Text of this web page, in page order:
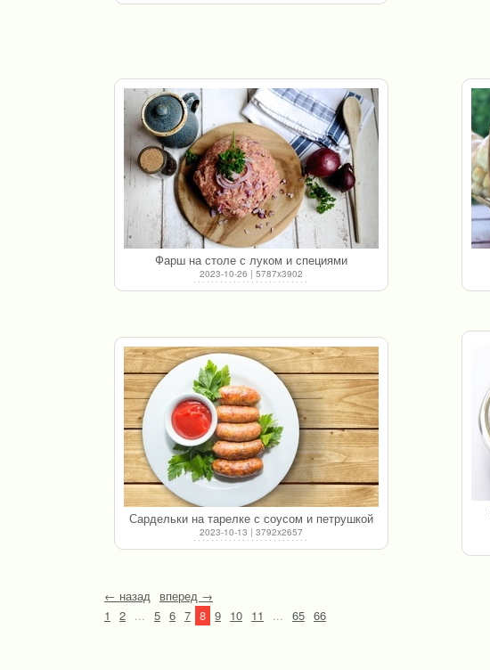
Фарш на столе с луком и специями
2023-10-26 | 5787x3902
Сардельки на тарелке с соусом и петрушкой
2023-10-13 | 3792x2657
← назад вперед →
1
2 ... 5 6 7 8 9 10 11 ... 65 66